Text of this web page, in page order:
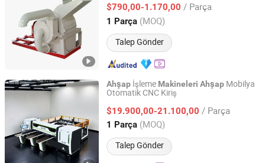
$790,00-1.170,00 / Parça
1 Parça (MOQ)
Talep Gönder
Shandong, China Fiyat 2025
Ahşap İşleme Makineleri Ahşap Mobilya
Otomatik CNC Kiriş
$19.900,00-21.100,00 / Parça
1 Parça (MOQ)
Talep Gönder
QINGDAO SOSN MACHINERY CO., LTD.
Shandong, China Fiyat 2009